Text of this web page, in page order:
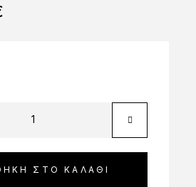
ΣΤΟ ΚΑΛΆΘΙ